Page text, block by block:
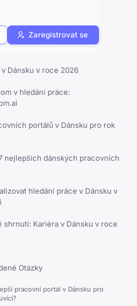
Zaregistrovat se
Dánsku v roce 2026
v hledání práce:
portálů v Dánsku pro rok
nejlepších dánských pracovních
hledání práce v Dánsku v
shrnutí: Kariéra v Dánsku v roce
Otázky
pracovní portál v Dánsku pro